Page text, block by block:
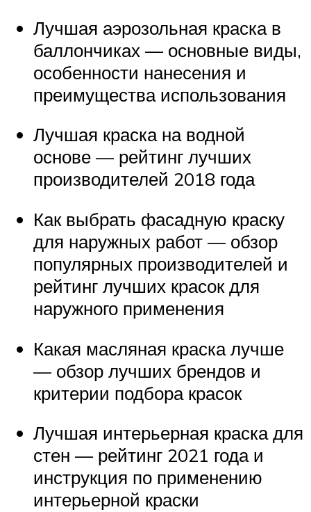
Лучшая аэрозольная краска в
баллончиках — основные виды,
особенности нанесения и
преимущества использования
Лучшая краска на водной
основе — рейтинг лучших
производителей 2018 года
Как выбрать фасадную краску
для наружных работ — обзор
популярных производителей и
рейтинг лучших красок для
наружного применения
Какая масляная краска лучше
— обзор лучших брендов и
критерии подбора красок
Лучшая интерьерная краска для
стен — рейтинг 2021 года и
инструкция по применению
интерьерной краски